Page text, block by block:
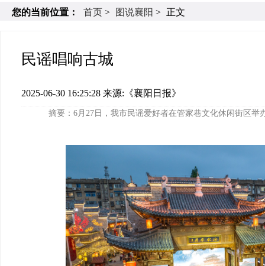
您的当前位置： 首页 > 图说襄阳 > 正文
民谣唱响古城
2025-06-30 16:25:28 来源:《襄阳日报》
摘要：6月27日，我市民谣爱好者在管家巷文化休闲街区